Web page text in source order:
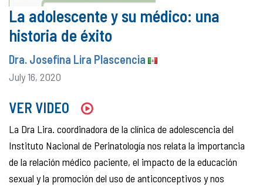
La adolescente y su médico: una
historia de éxito
Dra. Josefina Lira Plascencia
July 16, 2020
VER VIDEO
La Dra Lira. coordinadora de la clínica de adolescencia del
Instituto Nacional de Perinatología nos relata la importancia
de la relación médico paciente, el impacto de la educación
sexual y la promoción del uso de anticonceptivos y nos